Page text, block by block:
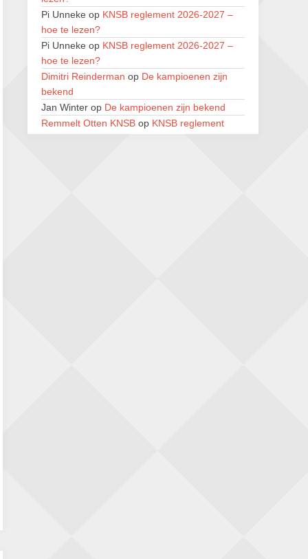
28 augustus 2026 · Haarlem
11e Goirles Weekend Kampioenschap
28 augustus 2026 · Goirle
Keisnel Schaaktoernooi
29 augustus 2026 · Amersfoort
Kroeg & Loper Leiden
30 augustus 2026 · Leiden
Pi Unneke op KNSB reglement 2026-2027 –
hoe te lezen?
Pi Unneke op KNSB reglement 2026-2027 –
hoe te lezen?
Dimitri Reinderman op De kampioenen zijn
bekend
Jan Winter op De kampioenen zijn bekend
Remmelt Otten KNSB op KNSB reglement